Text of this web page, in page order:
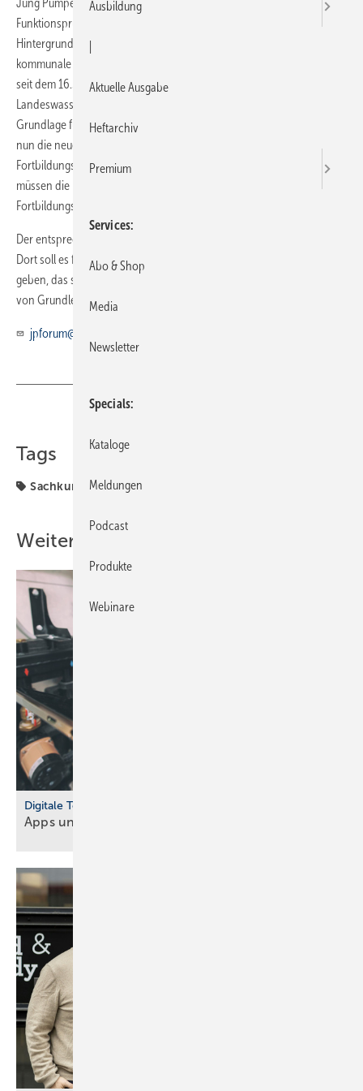
Jung Pumpen bietet eine Fortbildungsschulung der Sachkunde zur
Funktionsprüfung privater Abwasseranlagen gemäß SüwVO Abw. an.
Hintergrund: 2009 gelangten viele Sachkundige über ­sogenannte
kommunale Listen auf die LANUV-Liste der Sachkundigen. Diese war
seit dem 16.3.2013 eingefroren, da mit Novellierung des
Landeswassergesetzes und dem Wegfall des § 61a LWG die rechtliche
Grundlage für die Anforderung an die Sachkunde entfallen war. Da
nun die neue Verordnung rechtskräftig und somit die
Fortbildungsverpflichtung innerhalb von drei Jahren gegeben ist,
müssen die betroffenen Sachkundigen schnellstmöglich eine
Fortbildungsveranstaltung besuchen.
Der entsprechende Kurs dauert im Jung Pumpen-Forum zwei Tage.
Dort soll es für die Teilnehmer auch eine Menge Neues zu erfahren
geben, das sie unmittelbar in ihrer Praxis, auch jenseits der Prüfung
von Grundleitungen, nutzen können. Anmeldungen per E-Mail an
jpforum@jung-pumpen.de
Tags
Sachkundenachweis
Weitere Inhalte
Digitale Tools
Apps und Soft­ware für Hand­werker und
Ausbildung
Aktuelle Ausgabe
Heftarchiv
Premium
Services
Abo & Shop
Media
Newsletter
Specials
Kataloge
Meldungen
Podcast
Produkte
Webinare